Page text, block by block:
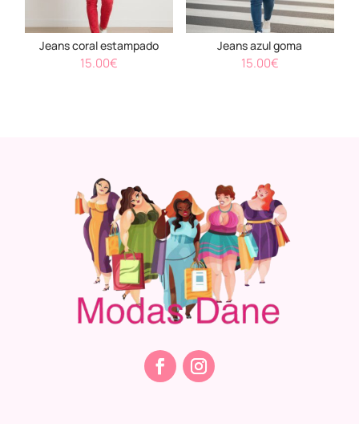
Jeans coral estampado
15.00€
Jeans azul goma
15.00€